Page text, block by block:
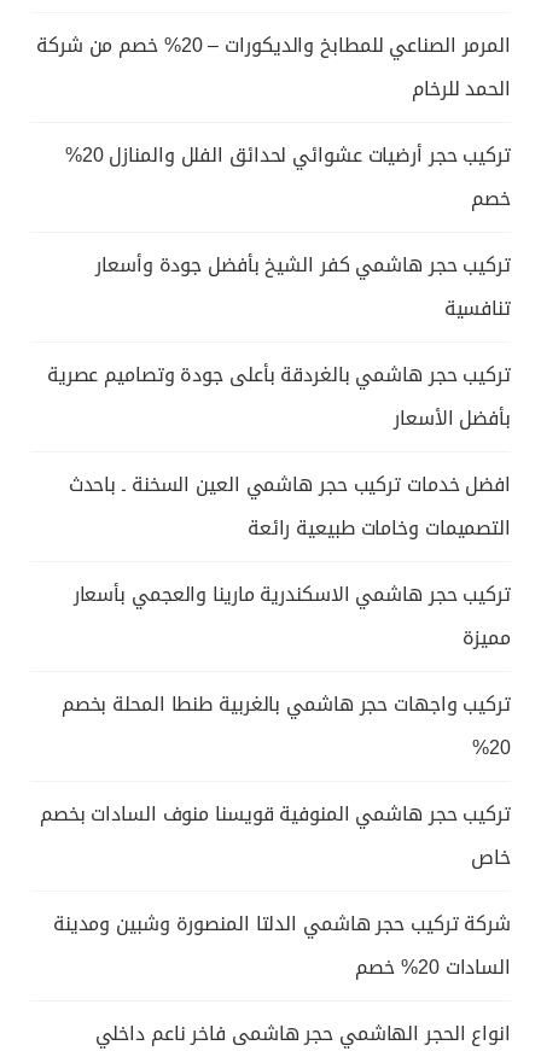
المرمر الصناعي للمطابخ والديكورات – 20% خصم من شركة
الحمد للرخام
تركيب حجر أرضيات عشوائي لحدائق الفلل والمنازل 20%
خصم
تركيب حجر هاشمي كفر الشيخ بأفضل جودة وأسعار
تنافسية
تركيب حجر هاشمي بالغردقة بأعلى جودة وتصاميم عصرية
بأفضل الأسعار
افضل خدمات تركيب حجر هاشمي العين السخنة ـ باحدث
التصميمات وخامات طبيعية رائعة
تركيب حجر هاشمي الاسكندرية مارينا والعجمي بأسعار
مميزة
تركيب واجهات حجر هاشمي بالغربية طنطا المحلة بخصم
20%
تركيب حجر هاشمي المنوفية قويسنا منوف السادات بخصم
خاص
شركة تركيب حجر هاشمي الدلتا المنصورة وشبين ومدينة
السادات 20% خصم
انواع الحجر الهاشمي حجر هاشمى فاخر ناعم داخلي